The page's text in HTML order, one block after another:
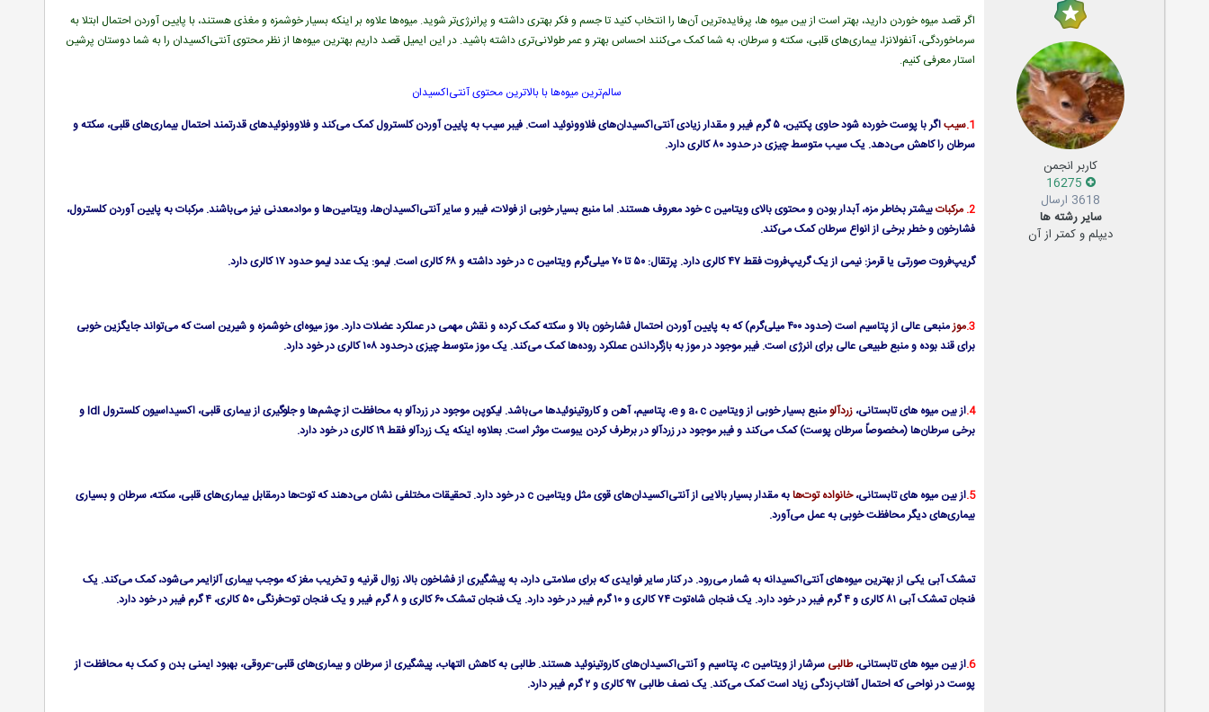
کاربر انجمن
3618 ارسال
سایر رشته ها
دیپلم و کمتر از آن
‌اگر قصد میوه خوردن دارید، بهتر است از بین میوه ها، پرفایده‌ترین آن‌ها را انتخاب کنید تا جسم و فکر بهتری داشته و پرانرژی‌تر شوید. میوه‌ها علاوه بر اینکه بسیار خوشمزه و مغذی هستند، با پایین آوردن احتمال ابتلا به
سرماخوردگی، آنفولانزا، بیماری‌های قلبی، سکته و سرطان، به شما کمک می‌کنند احساس بهتر و عمر طولانی‌تری داشته باشید. در این ایمیل قصد داریم بهترین میوه‌ها از نظر محتوی آنتی‌اکسیدان را به شما دوستان پرشین
استار معرفی کنیم.
سالم‌ترین میوه‌ها با بالاترین محتوی آنتی‌اکسیدان
1.سیب
اگر با پوست خورده شود حاوی پکتین، ۵ گرم فیبر و مقدار زیادی آنتی‌اکسیدان‌های فلاوونوئید است. فیبر سیب به پایین آوردن کلسترول کمک می‌کند و فلاوونوئیدهای قدرتمند احتمال بیماری‌های قلبی، سکته و
سرطان را کاهش می‌دهد. یک سیب متوسط چیزی در حدود ۸۰ کالری دارد.
2. مرکبات
بیشتر بخاطر مزه، آبدار بودن و محتوی بالای ویتامین c خود معروف هستند. اما منبع بسیار خوبی از فولات، فیبر و سایر آنتی‌اکسیدان‌ها، ویتامین‌ها و موادمعدنی نیز می‌باشند. مرکبات به پایین آوردن کلسترول،
فشارخون و خطر برخی از انواع سرطان کمک می‌کند.
گریپ‌فروت صورتی یا قرمز: نیمی از یک گریپ‌فروت فقط ۴۷ کالری دارد. پرتقال: ۵۰ تا ۷۰ میلی‌گرم ویتامین c در خود داشته و ۶۸ کالری است. لیمو: یک عدد لیمو حدود ۱۷ کالری دارد.
3.موز
منبعی عالی از پتاسیم است (حدود ۴۰۰ میلی‌گرم) که به پایین آوردن احتمال فشارخون بالا و سکته کمک کرده و نقش مهمی در عملکرد عضلات دارد. موز میوه‌ای خوشمزه و شیرین است که می‌تواند جایگزین خوبی
برای قند بوده و منبع طبیعی عالی برای انرژی است. فیبر موجود در موز به بازگرداندن عملکرد روده‌ها کمک می‌کند. یک موز متوسط چیزی درحدود ۱۰۸ کالری در خود دارد.
4.از بین میوه های تابستانی،زرد‌آلو
منبع بسیار خوبی از ویتامین a، c و e، پتاسیم، آهن و کاروتینوئیدها می‌باشد. لیکوپن موجود در زرد‌آلو به محافظت از چشم‌ها و جلوگیری از بیماری قلبی، اکسیداسیون کلسترول ldl و
برخی سرطان‌ها (مخصوصاً سرطان پوست) کمک می‌کند و فیبر موجود در زردآلو در برطرف کردن یبوست موثر است. بعلاوه اینکه یک زردآلو فقط ۱۹ کالری در خود دارد.
5.از بین میوه های تابستانی،خانواده توت‌ها
به مقدار بسیار بالایی از آنتی‌اکسیدان‌های قوی مثل ویتامین c در خود دارد. تحقیقات مختلفی نشان می‌دهند که توت‌ها درمقابل بیماری‌های قلبی، سکته، سرطان و بسیاری
بیماری‌های دیگر محافظت خوبی به عمل می‌آورد.
تمشک آبی یکی از بهترین میوه‌های آنتی‌اکسیدانه به شمار می‌رود. در کنار سایر فوایدی که برای سلامتی دارد، به پیشگیری از فشاخون بالا، زوال قرنیه و تخریب مغز که موجب بیماری آلزایمر می‌شود، کمک می‌کند. یک
فنجان تمشک آبی ۸۱ کالری و ۴ گرم فیبر در خود دارد. یک فنجان شاه‌توت ۷۴ کالری و ۱۰ گرم فیبر در خود دارد. یک فنجان تمشک ۶۰ کالری و ۸ گرم فیبر و یک فنجان توت‌فرنگی ۵۰ کالری، ۴ گرم فیبر در خود دارد.
6.از بین میوه های تابستانی،طالبی
سرشار از ویتامین c، پتاسیم و آنتی‌اکسیدان‌های کاروتینوئید هستند. طالبی به کاهش التهاب، پیشگیری از سرطان و بیماری‌های قلبی-عروقی، بهبود ایمنی بدن و کمک به محافظت از
پوست در نواحی که احتمال آفتاب‌زدگی زیاد است کمک می‌کند. یک نصف طالبی ۹۷ کالری و ۲ گرم فیبر دارد.